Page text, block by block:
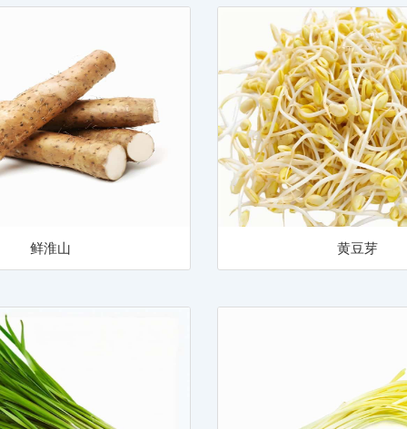
鲜淮山 黄豆芽